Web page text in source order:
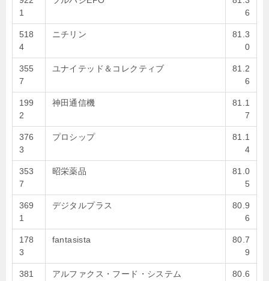
1
6
518
4
ニチリン
81.3
0
355
7
ユナイテッド＆コレクティブ
81.2
6
199
2
神田通信機
81.1
7
376
3
プロシップ
81.1
4
353
7
昭栄薬品
81.0
5
369
1
デジタルプラス
80.9
6
178
3
fantasista
80.7
9
381
アルファクス・フード・システム
80.6